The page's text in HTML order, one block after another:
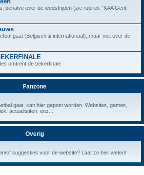
behalve over de wedstrijden (zie rubriek "KAA Gent
gaat (Belgisch & internationaal), maar niet over de
omtrent de bekerfinale
Fanzone
gaat, kan hier gepost worden. Websites, games,
actualiteiten, enz...
Overig
of suggesties voor de website? Laat ze hier weten!